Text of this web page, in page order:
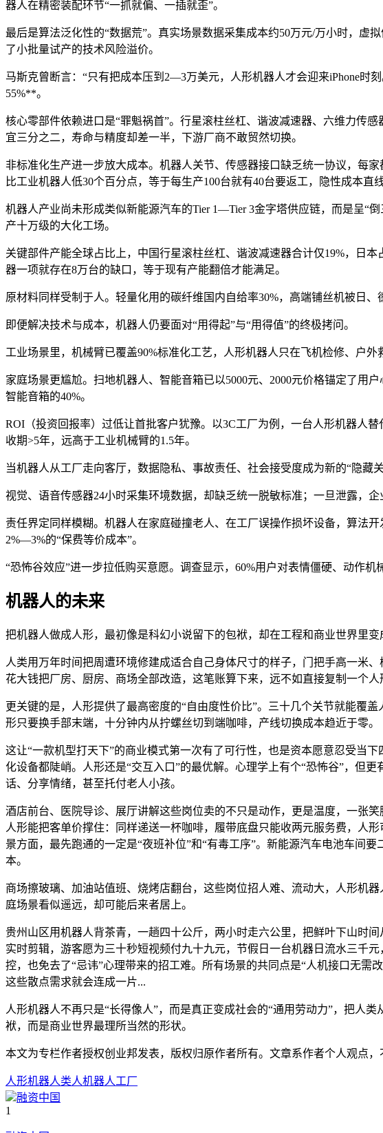
器人在精密装配环节“一抓就偏、一插就歪”。
最后是算法泛化性的“数据荒”。真实场景数据采集成本约50万元/万小时，虚
了小批量试产的技术风险溢价。
马斯克曾断言：“只有把成本压到2—3万美元，人形机器人才会迎来iPhone时
55%**。
核心零部件依赖进口是“罪魁祸首”。行星滚柱丝杠、谐波减速器、六维力传
宜三分之二，寿命与精度却差一半，下游厂商不敢贸然切换。
非标准化生产进一步放大成本。机器人关节、传感器接口缺乏统一协议，每
比工业机器人低30个百分点，等于每生产100台就有40台要返工，隐性成本直线
机器人产业尚未形成类似新能源汽车的Tier 1—Tier 3金字塔供应链，而是呈“
产十万级的大化工场。
关键部件产能全球占比上，中国行星滚柱丝杠、谐波减速器合计仅19%，日
器一项就存在8万台的缺口，等于现有产能翻倍才能满足。
原材料同样受制于人。轻量化用的碳纤维国内自给率30%，高端铺丝机被日
即便解决技术与成本，机器人仍要面对“用得起”与“用得值”的终极拷问。
工业场景里，机械臂已覆盖90%标准化工艺，人形机器人只在飞机检修、户
家庭场景更尴尬。扫地机器人、智能音箱已以5000元、2000元价格锚定了用
智能音箱的40%。
ROI（投资回报率）过低让首批客户犹豫。以3C工厂为例，一台人形机器人
收期>5年，远高于工业机械臂的1.5年。
当机器人从工厂走向客厅，数据隐私、事故责任、社会接受度成为新的“隐藏关
视觉、语音传感器24小时采集环境数据，却缺乏统一脱敏标准；一旦泄露，
责任界定同样模糊。机器人在家庭碰撞老人、在工厂误操作损坏设备，算法
2%—3%的“保费等价成本”。
“恐怖谷效应”进一步拉低购买意愿。调查显示，60%用户对表情僵硬、动作
机器人的未来
把机器人做成人形，最初像是科幻小说留下的包袱，却在工程和商业世界里
人类用万年时间把周遭环境修建成适合自己身体尺寸的样子，门把手高一米
花大钱把厂房、厨房、商场全部改造，这笔账算下来，远不如直接复制一个人
更关键的是，人形提供了最高密度的“自由度性价比”。三十几个关节就能覆
形只要换手部末端，十分钟内从拧螺丝切到端咖啡，产线切换成本趋近于零。
这让“一款机型打天下”的商业模式第一次有了可行性，也是资本愿意忍受
化设备都陡峭。人形还是“交互入口”的最优解。心理学上有个“恐怖谷”，但
话、分享情绪，甚至托付老人小孩。
酒店前台、医院导诊、展厅讲解这些岗位卖的不只是动作，更是温度，一张
人形能把客单价撑住：同样递送一杯咖啡，履带底盘只能收两元服务费，人
景方面，最先跑通的一定是“夜班补位”和“有毒工序”。新能源汽车电池车间
本。
商场擦玻璃、加油站值班、烧烤店翻台，这些岗位招人难、流动大，人形机
庭场景看似遥远，却可能后来者居上。
贵州山区用机器人背茶青，一趟四十公斤，两小时走六公里，把鲜叶下山时
实时剪辑，游客愿为三十秒短视频付九十九元，节假日一台机器日流水三千
控，也免去了“忌讳”心理带来的招工难。所有场景的共同点是“人机接口无需
这些散点需求就会连成一片...
人形机器人不再只是“长得像人”，而是真正变成社会的“通用劳动力”，把人
袱，而是商业世界最理所当然的形状。
本文为专栏作者授权创业邦发表，版权归原作者所有。文章系作者个人观点
人形机器人类人机器人工厂
融资中国
1